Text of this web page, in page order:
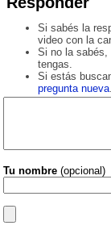
Si sabés la
video con la
Si no la sabés,
tengas.
Si estás
pregunta nueva.
Tu nombre (opcional)